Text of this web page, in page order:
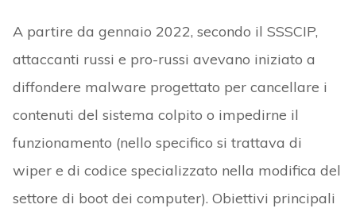
A partire da gennaio 2022, secondo il SSSCIP,
attaccanti russi e pro-russi avevano iniziato a
diffondere malware progettato per cancellare i
contenuti del sistema colpito o impedirne il
funzionamento (nello specifico si trattava di
wiper e di codice specializzato nella modifica del
settore di boot dei computer). Obiettivi principali